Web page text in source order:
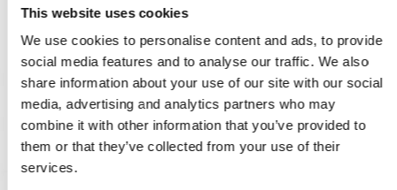
This website uses cookies
We use cookies to personalise content and ads, to provide
social media features and to analyse our traffic. We also
share information about your use of our site with our social
media, advertising and analytics partners who may
combine it with other information that you’ve provided to
them or that they’ve collected from your use of their
services.